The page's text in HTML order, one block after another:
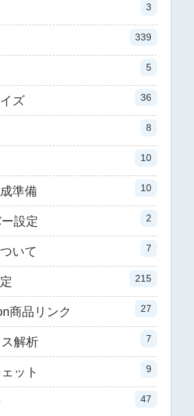
3
339
5
ズ 36
8
10
準備 10
設定 2
いて 7
215
商品リンク 27
解析 7
ット 9
47